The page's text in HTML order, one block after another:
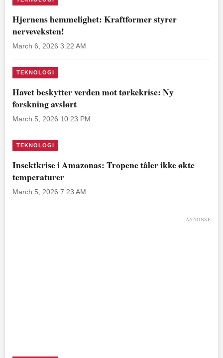
Hjernens hemmelighet: Kraftformer styrer
nerveveksten!
March 6, 2026 3:22 AM
TEKNOLOGI
Havet beskytter verden mot tørkekrise: Ny
forskning avslørt
March 5, 2026 10:23 PM
TEKNOLOGI
Insektkrise i Amazonas: Tropene tåler ikke økte
temperaturer
March 5, 2026 7:23 AM
ANNONSE